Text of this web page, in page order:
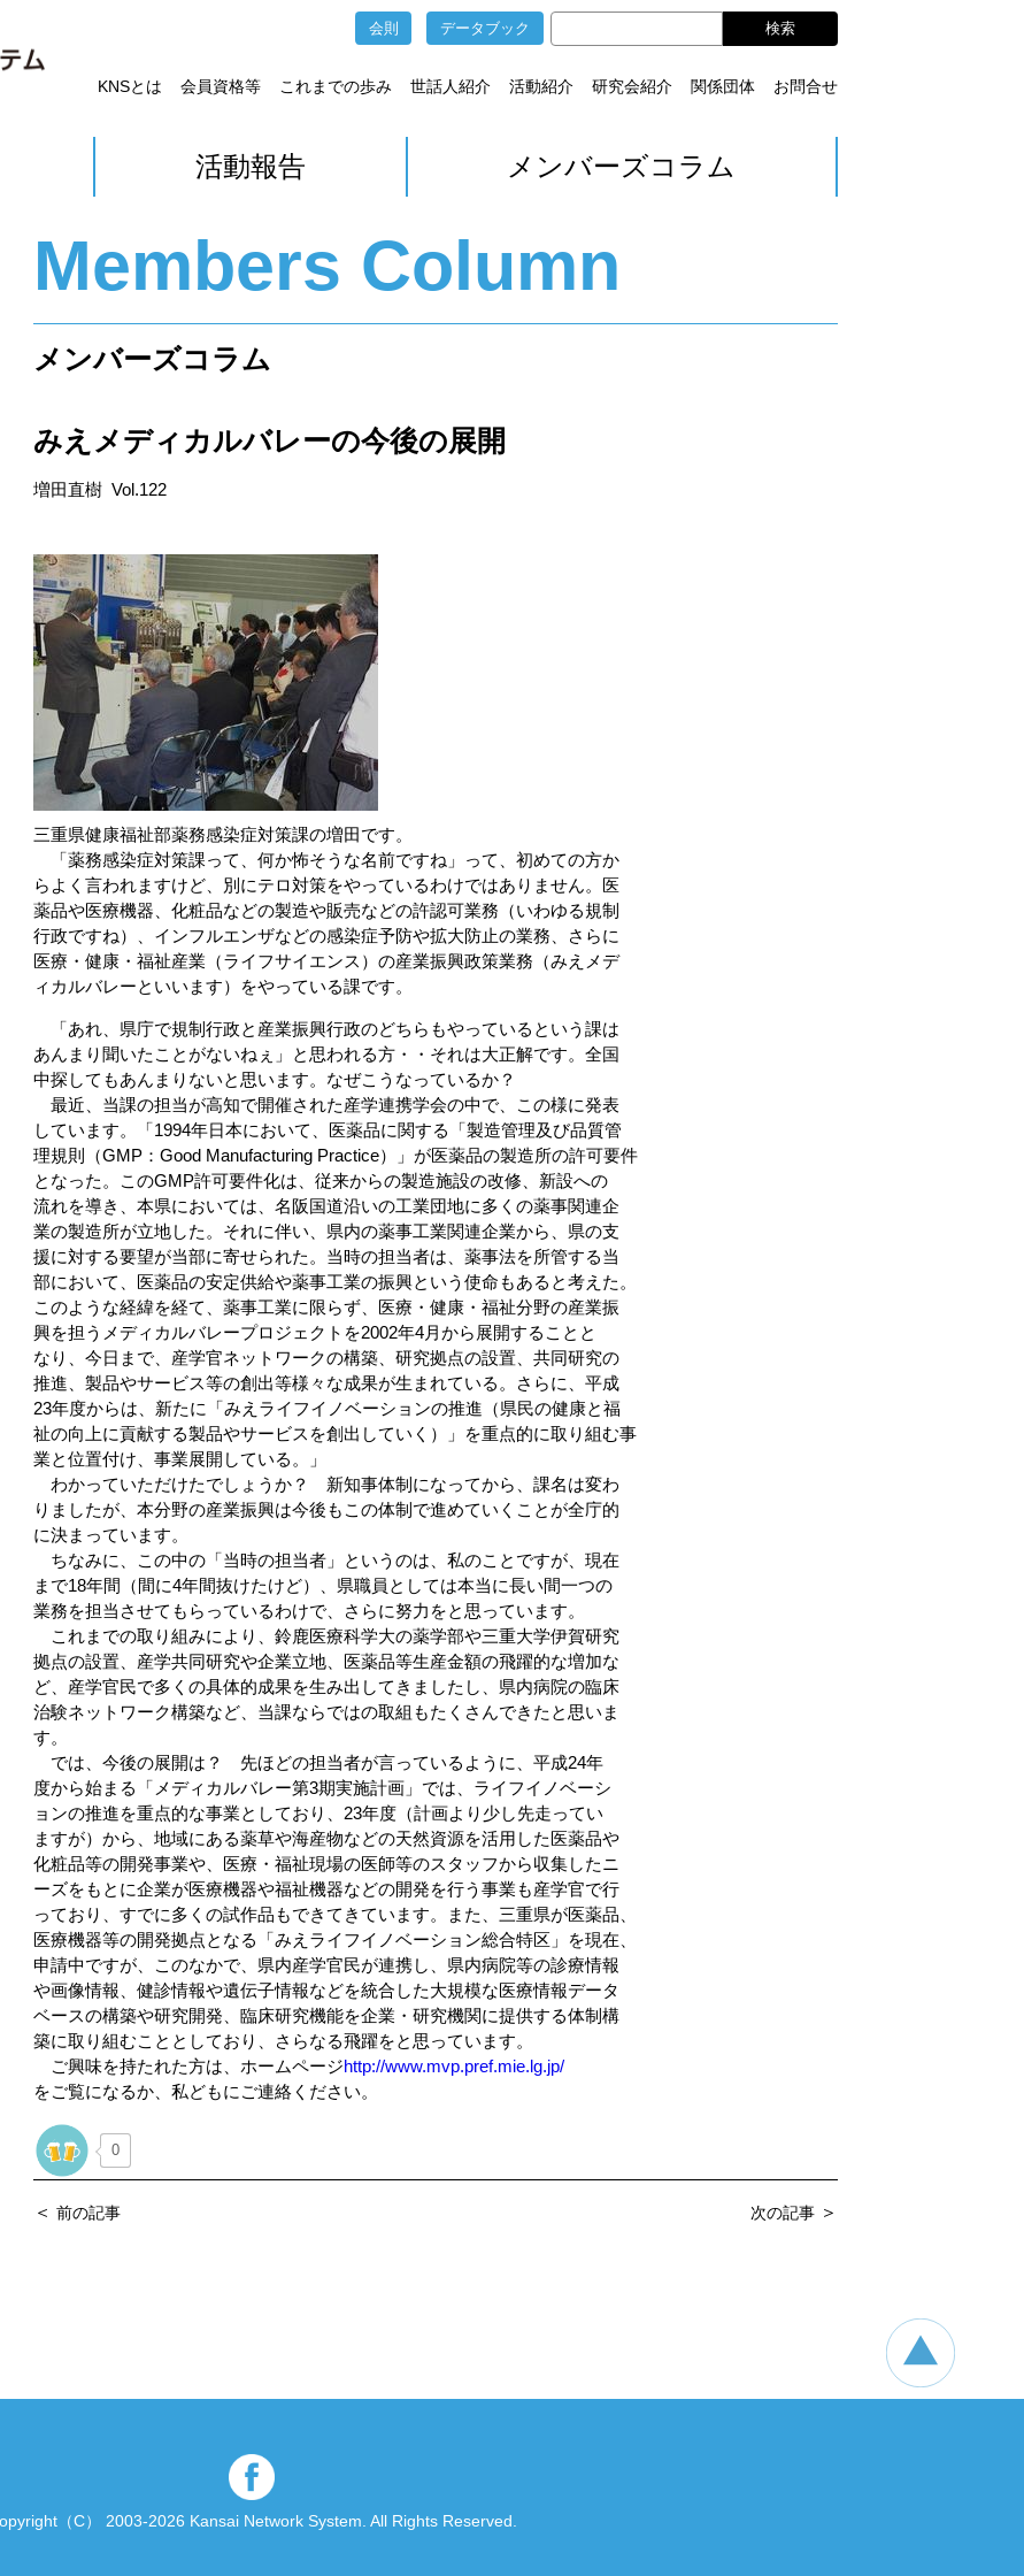
会則 データブック
KNSとは 会員資格等 これまでの歩み 世話人紹介 活動紹介 研究会紹介 関係団体 お問合せ
活動報告 メンバーズコラム
Members Column
メンバーズコラム
みえメディカルバレーの今後の展開
増田直樹 Vol.122
三重県健康福祉部薬務感染症対策課の増田です。
「薬務感染症対策課って、何か怖そうな名前ですね」って、初めての方か
らよく言われますけど、別にテロ対策をやっているわけではありません。医
薬品や医療機器、化粧品などの製造や販売などの許認可業務（いわゆる規制
行政ですね）、インフルエンザなどの感染症予防や拡大防止の業務、さらに
医療・健康・福祉産業（ライフサイエンス）の産業振興政策業務（みえメデ
ィカルバレーといいます）をやっている課です。
「あれ、県庁で規制行政と産業振興行政のどちらもやっているという課は
あんまり聞いたことがないねぇ」と思われる方・・それは大正解です。全国
中探してもあんまりないと思います。なぜこうなっているか？
最近、当課の担当が高知で開催された産学連携学会の中で、この様に発表
しています。「1994年日本において、医薬品に関する「製造管理及び品質管
理規則（GMP：Good Manufacturing Practice）」が医薬品の製造所の許可要件
となった。このGMP許可要件化は、従来からの製造施設の改修、新設への
流れを導き、本県においては、名阪国道沿いの工業団地に多くの薬事関連企
業の製造所が立地した。それに伴い、県内の薬事工業関連企業から、県の支
援に対する要望が当部に寄せられた。当時の担当者は、薬事法を所管する当
部において、医薬品の安定供給や薬事工業の振興という使命もあると考えた。
このような経緯を経て、薬事工業に限らず、医療・健康・福祉分野の産業振
興を担うメディカルバレープロジェクトを2002年4月から展開することと
なり、今日まで、産学官ネットワークの構築、研究拠点の設置、共同研究の
推進、製品やサービス等の創出等様々な成果が生まれている。さらに、平成
23年度からは、新たに「みえライフイノベーションの推進（県民の健康と福
祉の向上に貢献する製品やサービスを創出していく）」を重点的に取り組む事
業と位置付け、事業展開している。」
わかっていただけたでしょうか？ 新知事体制になってから、課名は変わ
りましたが、本分野の産業振興は今後もこの体制で進めていくことが全庁的
に決まっています。
ちなみに、この中の「当時の担当者」というのは、私のことですが、現在
まで18年間（間に4年間抜けたけど）、県職員としては本当に長い間一つの
業務を担当させてもらっているわけで、さらに努力をと思っています。
これまでの取り組みにより、鈴鹿医療科学大の薬学部や三重大学伊賀研究
拠点の設置、産学共同研究や企業立地、医薬品等生産金額の飛躍的な増加な
ど、産学官民で多くの具体的成果を生み出してきましたし、県内病院の臨床
治験ネットワーク構築など、当課ならではの取組もたくさんできたと思いま
す。
では、今後の展開は？ 先ほどの担当者が言っているように、平成24年
度から始まる「メディカルバレー第3期実施計画」では、ライフイノベーシ
ョンの推進を重点的な事業としており、23年度（計画より少し先走ってい
ますが）から、地域にある薬草や海産物などの天然資源を活用した医薬品や
化粧品等の開発事業や、医療・福祉現場の医師等のスタッフから収集したニ
ーズをもとに企業が医療機器や福祉機器などの開発を行う事業も産学官で行
っており、すでに多くの試作品もできてきています。また、三重県が医薬品、
医療機器等の開発拠点となる「みえライフイノベーション総合特区」を現在、
申請中ですが、このなかで、県内産学官民が連携し、県内病院等の診療情報
や画像情報、健診情報や遺伝子情報などを統合した大規模な医療情報データ
ベースの構築や研究開発、臨床研究機能を企業・研究機関に提供する体制構
築に取り組むこととしており、さらなる飛躍をと思っています。
ご興味を持たれた方は、ホームページhttp://www.mvp.pref.mie.lg.jp/
をご覧になるか、私どもにご連絡ください。
0
＜ 前の記事 次の記事 ＞
（C） 2003-2026 Kansai Network System. All Rights Reserved.